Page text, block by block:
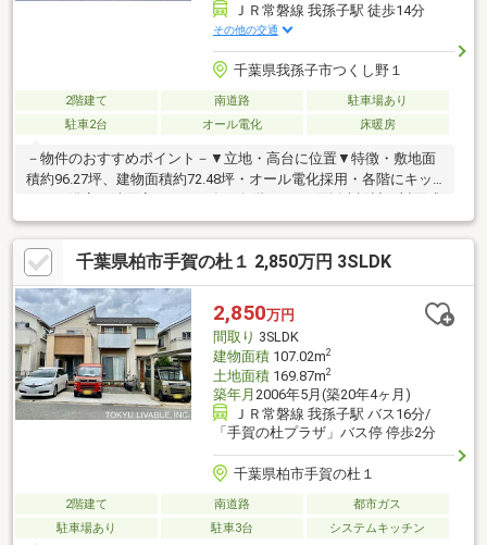
ＪＲ常磐線 我孫子駅 徒歩14分
その他の交通
千葉県我孫子市つくし野１
2階建て 南道路
駐車場あり
駐車2台
オール電化 床暖房
－物件のおすすめポイント－▼立地・高台に位置▼特徴・敷地面
積約96.27坪、建物面積約72.48坪・オール電化採用・各階にキッ
キッチン採用・納戸等、随所に収納有・南側にバルコニー・庭を
配置・駐車2台可能(車種制限有)▼設備・IHクッキングヒーター・
1721サイズの浴室(各階)▼周辺環境・スーパー「ベルクフォルテ
我孫子店」徒歩9分(約720m)・つくし野第一公園 徒歩1分(約
30m)■ ご希望の住まい探しをお手伝いします ━━━━━・・・物
件の詳細・ご相談はお気軽にお問い合わせください。
千葉県柏市手賀の杜１ 2,850万円 3SLDK
2,850万円
間取り 3SLDK
建物面積107.02m2
土地面積169.87m2
築年月 2006年5月(築20年4ヶ月)
ＪＲ常磐線 我孫子駅 バス16分/
「手賀の杜プラザ」バス停 停歩2分
千葉県柏市手賀の杜１
2階建て 南道路
都市ガス
駐車場あり
駐車3台 システムキッチン